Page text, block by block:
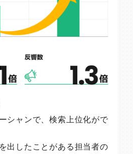
シャンで、検索上位化がで
出したことがある担当者の